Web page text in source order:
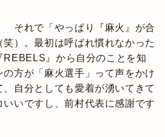
それで「やっぱり『麻火』が合
）。最初は呼ばれ慣れなかった
REBELS』から自分のことを知
の方が「麻火選手」って声をかけ
自分としても愛着が湧いてきて
いですし、前村代表に感謝です